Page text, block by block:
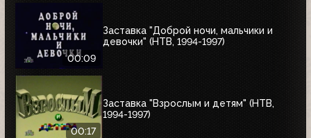
00:09
Заставка "Доброй ночи, мальчики и
девочки" (НТВ, 1994-1997)
00:17
Заставка "Взрослым и детям" (НТВ,
1994-1997)